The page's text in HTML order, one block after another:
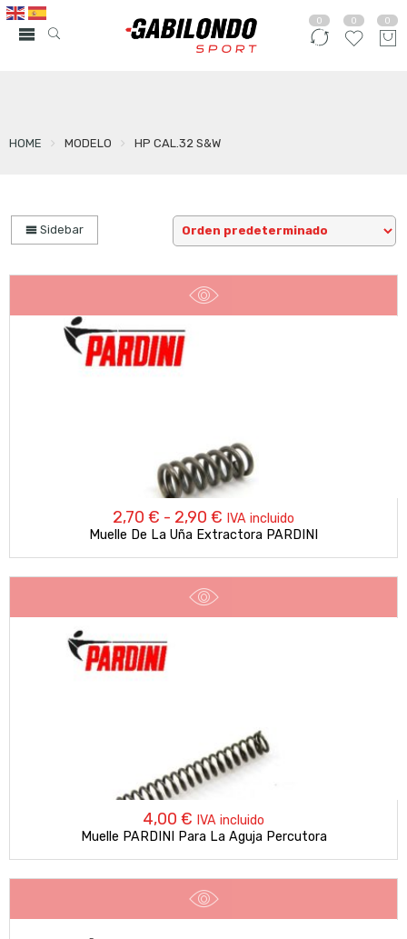
0 0 0
HOME MODELO HP CAL.32 S&W
Sidebar
2,70 € - 2,90 € Rango
de
precios:
IVA incluido
Muelle De La Uña Extractora PARDINI
4,00 € IVA incluido
Muelle PARDINI Para La Aguja Percutora